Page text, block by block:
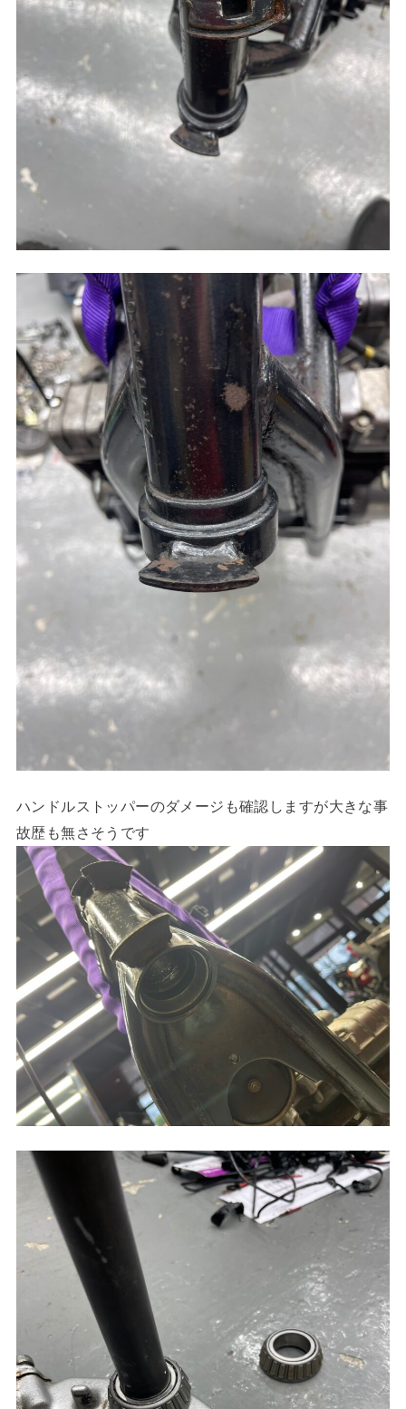
ハンドルストッパーのダメージも確認しますが大きな事
故歴も無さそうです